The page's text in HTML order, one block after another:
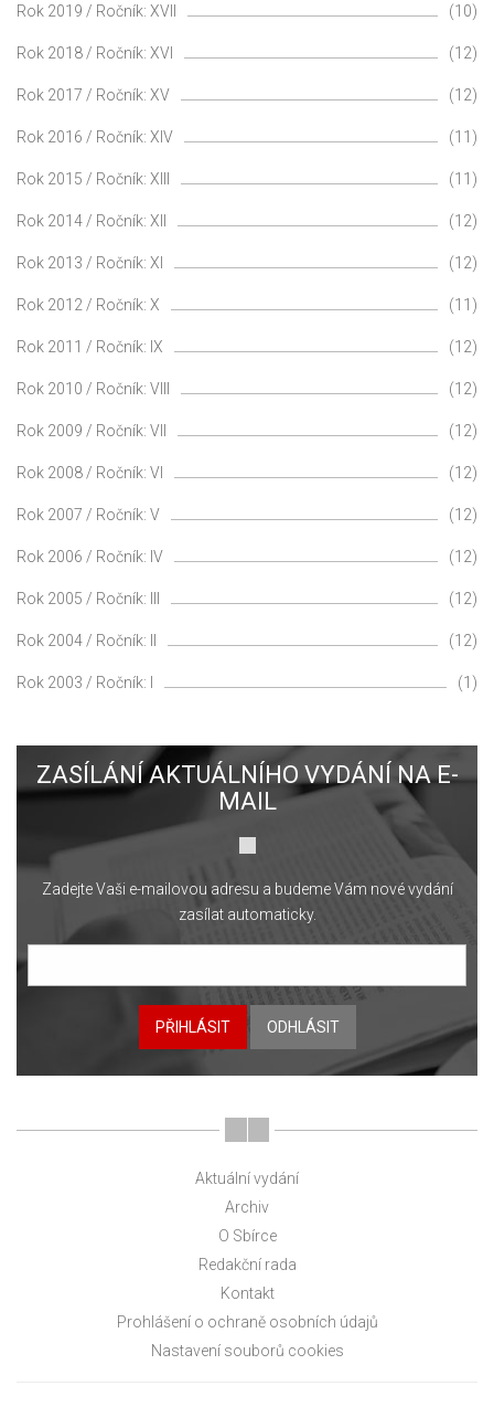
Rok 2019 / Ročník: XVII (10)
Rok 2018 / Ročník: XVI (12)
Rok 2017 / Ročník: XV (12)
Rok 2016 / Ročník: XIV (11)
Rok 2015 / Ročník: XIII (11)
Rok 2014 / Ročník: XII (12)
Rok 2013 / Ročník: XI (12)
Rok 2012 / Ročník: X (11)
Rok 2011 / Ročník: IX (12)
Rok 2010 / Ročník: VIII (12)
Rok 2009 / Ročník: VII (12)
Rok 2008 / Ročník: VI (12)
Rok 2007 / Ročník: V (12)
Rok 2006 / Ročník: IV (12)
Rok 2005 / Ročník: III (12)
Rok 2004 / Ročník: II (12)
Rok 2003 / Ročník: I (1)
ZASÍLÁNÍ AKTUÁLNÍHO VYDÁNÍ NA E-
MAIL
Zadejte Vaši e-mailovou adresu a budeme Vám nové vydání
zasílat automaticky.
PŘIHLÁSIT ODHLÁSIT
Aktuální vydání
Archiv
O Sbírce
Redakční rada
Kontakt
Prohlášení o ochraně osobních údajů
Nastavení souborů cookies